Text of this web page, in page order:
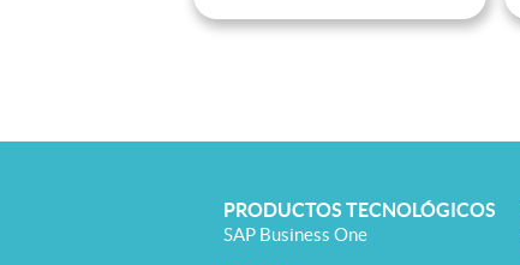
PRODUCTOS TECNOLÓGICOS
SAP Business One